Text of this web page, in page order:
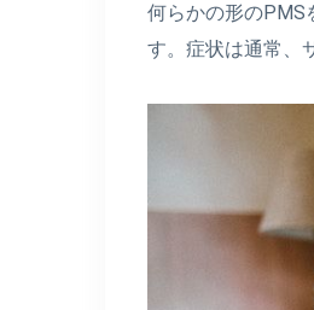
何らかの形のPMS
す。症状は通常、